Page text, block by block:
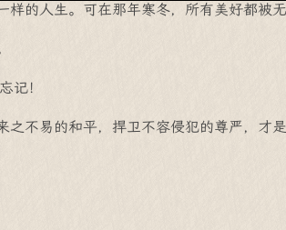
样的人生。可在那年寒冬，所有美好都
记！
不易的和平，捍卫不容侵犯的尊严，才